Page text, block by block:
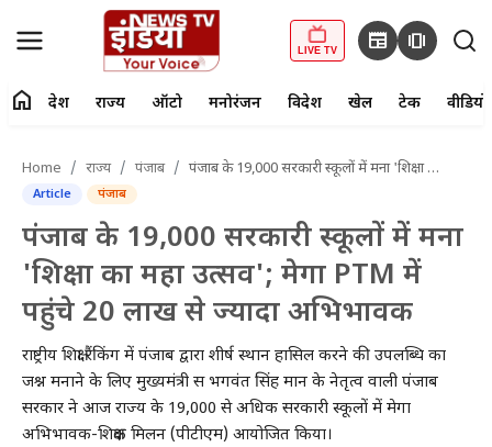
LIVE TV newspaper amp_stories
Home
देश
राज्य
ऑटो
मनोरंजन
home देश राज्य ऑटो मनोरंजन विदेश खेल टेक वीडियो
Home राज्य पंजाब पंजाब के 19,000 सरकारी स्कूलों में मना 'शिक्षा का महा उत्सव'; मेगा PTM में पहुंचे 20 लाख से ज्यादा अभिभावक
Article पंजाब
पंजाब के 19,000 सरकारी स्कूलों में मना
'शिक्षा का महा उत्सव'; मेगा PTM में
पहुंचे 20 लाख से ज्यादा अभिभावक
राष्ट्रीय शिक्षा रैंकिंग में पंजाब द्वारा शीर्ष स्थान हासिल करने की उपलब्धि का
जश्न मनाने के लिए मुख्यमंत्री स भगवंत सिंह मान के नेतृत्व वाली पंजाब
सरकार ने आज राज्य के 19,000 से अधिक सरकारी स्कूलों में मेगा
अभिभावक-शिक्षक मिलन (पीटीएम) आयोजित किया।